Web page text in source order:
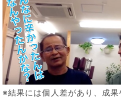
※結果には個人差があり、成